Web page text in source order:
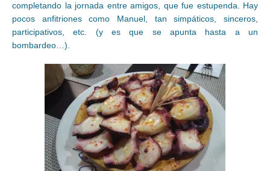
completando la jornada entre amigos, que fue estupenda. Hay
pocos anfitriones como Manuel, tan simpáticos, sinceros,
participativos, etc. (y es que se apunta hasta a un
bombardeo…).